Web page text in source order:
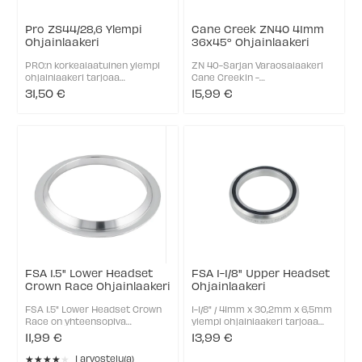
Pro ZS44/28,6 Ylempi
Ohjainlaakeri
PRO:n korkealaatuinen ylempi
ohjainlaakeri tarjoaa
täsmällisen ja kestävän
ratkaisun ohjainlaakerin
31,50 €
Cane Creek ZN40 41mm
36x45° Ohjainlaakeri
ZN 40-Sarjan Varaosalaakeri
Cane Creekin -
ohjainlaakereihin.
Ulkohalkaisija: 41mm
15,99 €
FSA 1.5" Lower Headset
Crown Race Ohjainlaakeri
FSA 1.5" Lower Headset Crown
Race on yhteensopiva
useimpien Trek-maastopyörien
integroitujen
ohjainlaakerijärjestelmien
11,99 €
★★★★★ 1 arvostelu(a)
FSA 1-1/8" Upper Headset
Ohjainlaakeri
1-1/8" / 41mm x 30,2mm x 6,5mm
ylempi ohjainlaakeri tarjoaa
sujuvan ja kestävän
suorituskyvyn, joka sopii
13,99 €